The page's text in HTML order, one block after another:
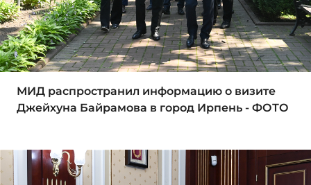
МИД распространил информацию о визите
Джейхуна Байрамова в город Ирпень - ФОТО